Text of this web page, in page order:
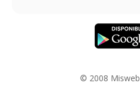
© 2008